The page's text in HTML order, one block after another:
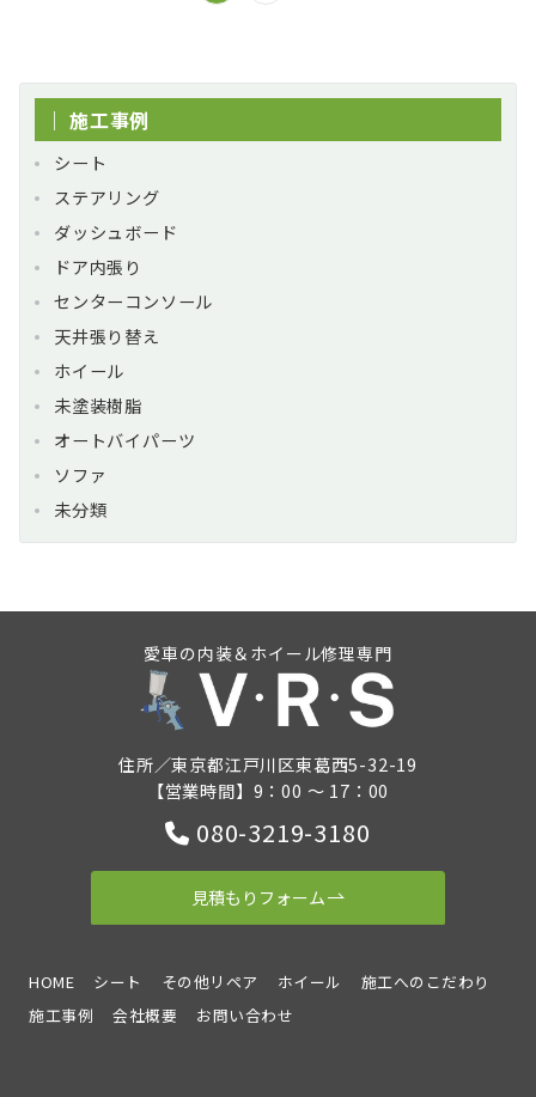
｜ 施工事例
シート
ステアリング
ダッシュボード
ドア内張り
センターコンソール
天井張り替え
ホイール
未塗装樹脂
オートバイパーツ
ソファ
未分類
愛車の内装＆ホイール修理専門
住所／東京都江戸川区東葛西5-32-19
【営業時間】9：00 ～ 17：00
080-3219-3180
見積もりフォーム
HOME シート その他リペア ホイール
施工へのこだわり
施工事例
会社概要 お問い合わせ